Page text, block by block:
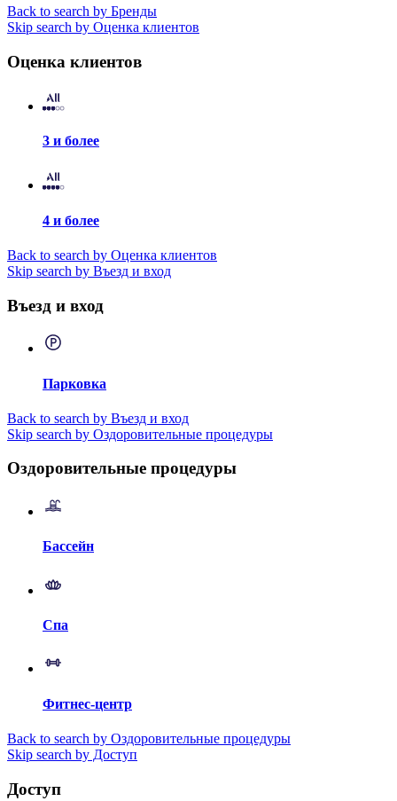
Back to search by Бренды
Skip search by Оценка клиентов
Оценка клиентов
3 и более
4 и более
Back to search by Оценка клиентов
Skip search by Въезд и вход
Въезд и вход
Парковка
Back to search by Въезд и вход
Skip search by Оздоровительные процедуры
Оздоровительные процедуры
Бассейн
Спа
Фитнес-центр
Back to search by Оздоровительные процедуры
Skip search by Доступ
Доступ